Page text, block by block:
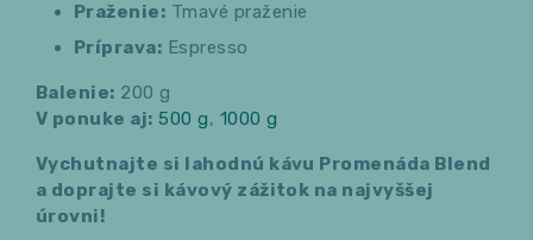
Praženie: Tmavé praženie
Príprava: Espresso
Balenie: 200 g
V ponuke aj: 500 g, 1000 g
Vychutnajte si lahodnú kávu Promenáda Blend
a doprajte si kávový zážitok na najvyššej
úrovni!